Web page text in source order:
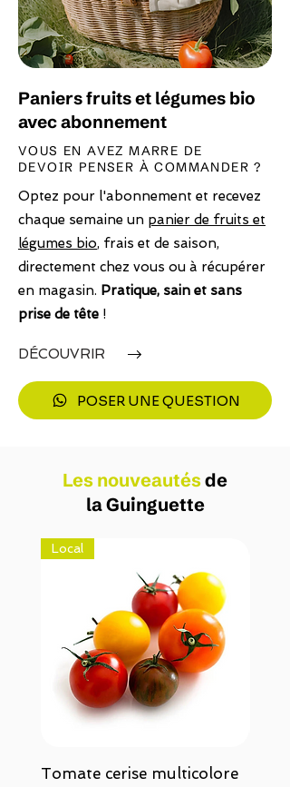
Paniers fruits et légumes bio
avec abonnement
VOUS EN AVEZ MARRE DE
DEVOIR PENSER À COMMANDER ?
Optez pour l'abonnement et recevez
chaque semaine un panier de fruits et
légumes bio, frais et de saison,
directement chez vous ou à récupérer
en magasin. Pratique, sain et sans
prise de tête !
DÉCOUVRIR
POSER UNE QUESTION
Les nouveautésde
la Guinguette
Local
Tomate cerise multicolore